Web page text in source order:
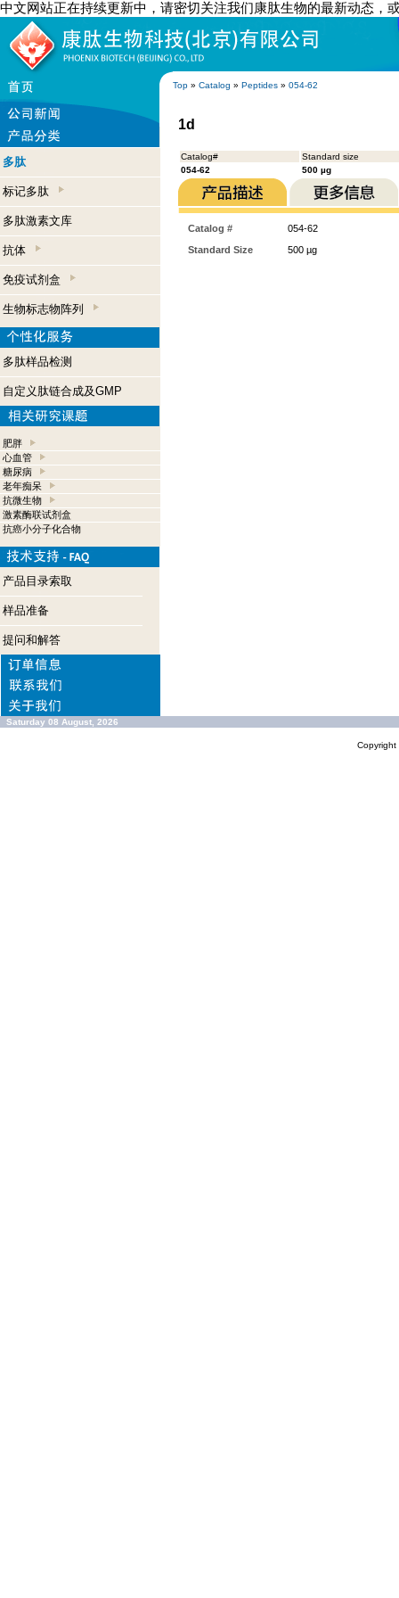
中文网站正在持续更新中，请密切关注我们康肽生物的最新动态，
Top » Catalog » Peptides » 054-62
多肽
标记多肽
多肽激素文库
抗体
免疫试剂盒
生物标志物阵列
多肽样品检测
自定义肽链合成及GMP
肥胖
心血管
糖尿病
老年痴呆
抗微生物
激素酶联试剂盒
抗癌小分子化合物
产品目录索取
样品准备
提问和解答
1d
Catalog#
Standard size
054-62
500 µg
Catalog #
054-62
Standard Size
500 µg
Saturday 08 August, 2026